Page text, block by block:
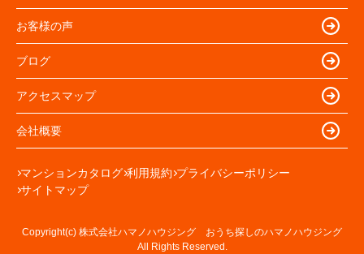
お客様の声
ブログ
アクセスマップ
会社概要
マンションカタログ 利用規約 プライバシーポリシー
サイトマップ
Copyright(c) 株式会社ハマノハウジング おうち探しのハマノハウジング
All Rights Reserved.